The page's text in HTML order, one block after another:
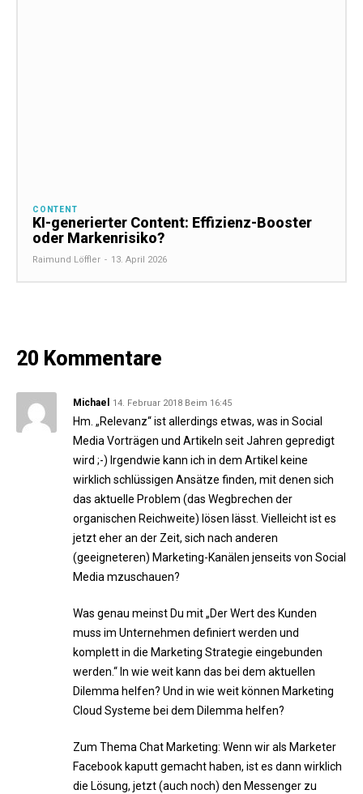
CONTENT
KI-generierter Content: Effizienz-Booster
oder Markenrisiko?
Raimund Löffler - 13. April 2026
20 Kommentare
Michael 14. Februar 2018 Beim 16:45
Hm. „Relevanz“ ist allerdings etwas, was in Social
Media Vorträgen und Artikeln seit Jahren gepredigt
wird ;-) Irgendwie kann ich in dem Artikel keine
wirklich schlüssigen Ansätze finden, mit denen sich
das aktuelle Problem (das Wegbrechen der
organischen Reichweite) lösen lässt. Vielleicht ist es
jetzt eher an der Zeit, sich nach anderen
(geeigneteren) Marketing-Kanälen jenseits von Social
Media mzuschauen?
Was genau meinst Du mit „Der Wert des Kunden
muss im Unternehmen definiert werden und
komplett in die Marketing Strategie eingebunden
werden.“ In wie weit kann das bei dem aktuellen
Dilemma helfen? Und in wie weit können Marketing
Cloud Systeme bei dem Dilemma helfen?
Zum Thema Chat Marketing: Wenn wir als Marketer
Facebook kaputt gemacht haben, ist es dann wirklich
die Lösung, jetzt (auch noch) den Messenger zu